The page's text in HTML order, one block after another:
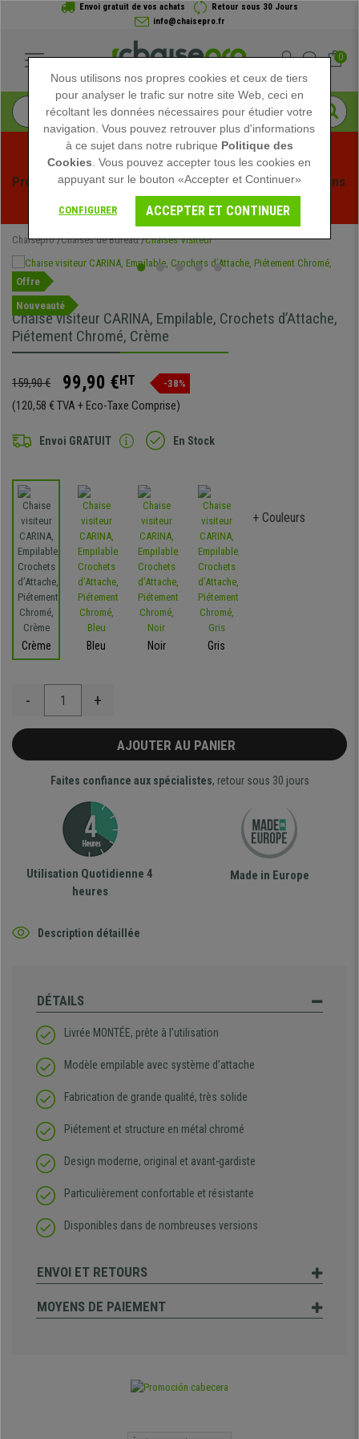
Envoi gratuit de vos achats
Retour sous 30 Jours
info@chaisepro.fr
0
Profitez des soldes d'été chez Chaisepro ! Des réductions
exclusives pour une durée limitée - Voir l'offre
Chaisepro Chaises de Bureau Chaises Visiteur
Offre
Nouveauté
Chaise visiteur CARINA, Empilable, Crochets d’Attache,
Piétement Chromé, Crème
159,90 € 99,90 €HT -38%
(120,58 € TVA + Eco-Taxe Comprise)
Envoi GRATUIT En Stock
Crème Bleu Noir Gris
+ Couleurs
- +
AJOUTER AU PANIER
Faites confiance aux spécialistes, retour sous 30 jours
Utilisation Quotidienne 4
heures
Made in Europe
Description détaillée
DÉTAILS
Livrée MONTÉE, prête à l’utilisation
Modèle empilable avec système d’attache
Fabrication de grande qualité, très solide
Piétement et structure en métal chromé
Design moderne, original et avant-gardiste
Particulièrement confortable et résistante
Disponibles dans de nombreuses versions
ENVOI ET RETOURS
MOYENS DE PAIEMENT
Nous utilisons nos propres cookies et ceux de tiers
pour analyser le trafic sur notre site Web, ceci en
récoltant les données nécessaires pour étudier votre
navigation. Vous pouvez retrouver plus d'informations
à ce sujet dans notre rubrique Politique des
Cookies . Vous pouvez accepter tous les cookies en
appuyant sur le bouton «Accepter et Continuer»
CONFIGURER ACCEPTER ET CONTINUER